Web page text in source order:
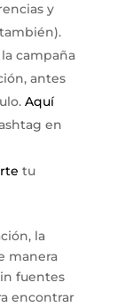
y
campaña
antes
Aquí
en
tu
la
manera
fuentes
encontrar